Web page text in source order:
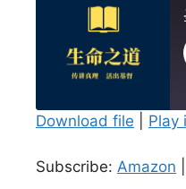
Spotify
Download file Play
Subscribe: Amazon